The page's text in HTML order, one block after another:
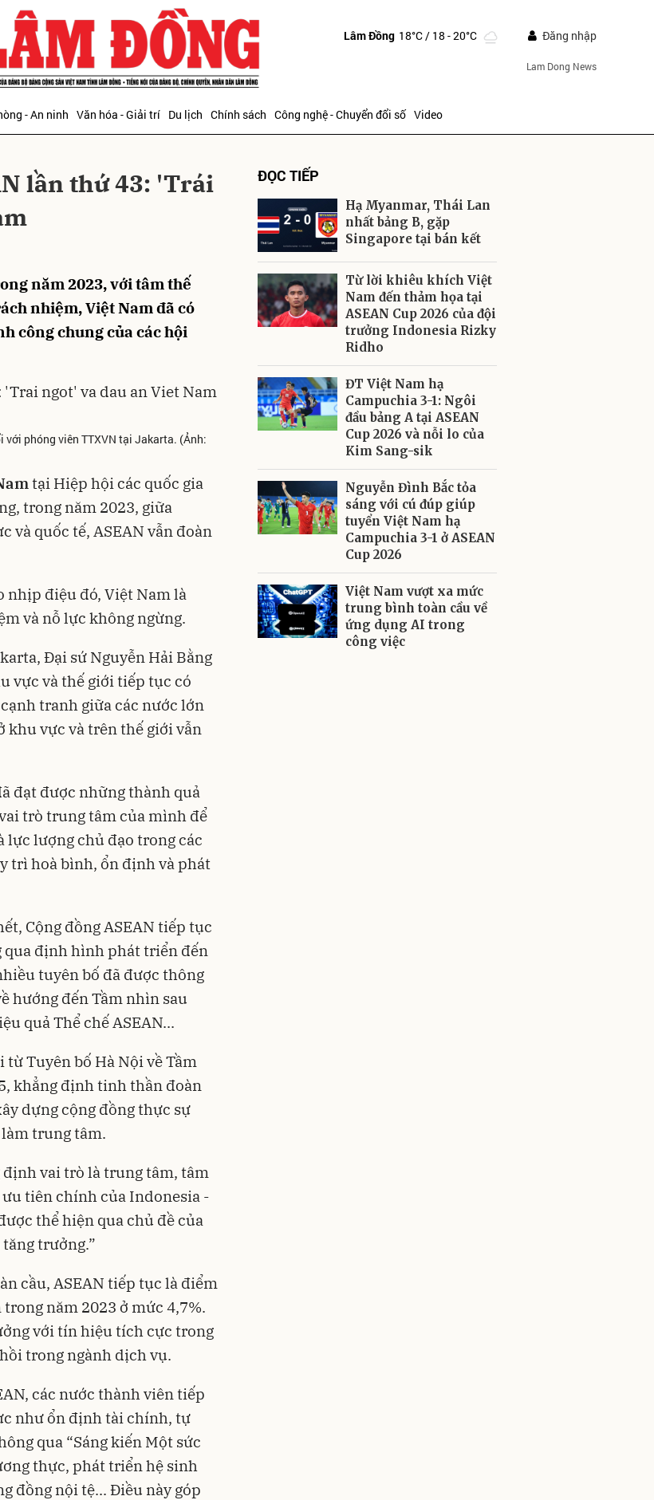
Lâm Đồng 18°C/ 18 - 20°C Đăng nhập
Lam Dong News
- An ninh Văn hóa - Giải trí Du lịch Chính sách Công nghệ - Chuyển đổi số Video
lần thứ 43: 'Trái
năm 2023, với tâm thế
nhiệm, Việt Nam đã có
công chung của các hội
phóng viên TTXVN tại Jakarta. (Ảnh:
tại Hiệp hội các quốc gia
trong năm 2023, giữa
và quốc tế, ASEAN vẫn đoàn
nhịp điệu đó, Việt Nam là
và nỗ lực không ngừng.
Đại sứ Nguyễn Hải Bằng
vực và thế giới tiếp tục có
tranh giữa các nước lớn
khu vực và trên thế giới vẫn
đạt được những thành quả
trò trung tâm của mình để
lực lượng chủ đạo trong các
trì hoà bình, ổn định và phát
Cộng đồng ASEAN tiếp tục
định hình phát triển đến
tuyên bố đã được thông
hướng đến Tầm nhìn sau
quả Thể chế ASEAN...
Tuyên bố Hà Nội về Tầm
khẳng định tinh thần đoàn
dựng cộng đồng thực sự
trung tâm.
định vai trò là trung tâm, tâm
tiên chính của Indonesia -
thể hiện qua chủ đề của
tăng trưởng.”
cầu, ASEAN tiếp tục là điểm
năm 2023 ở mức 4,7%.
với tín hiệu tích cực trong
trong ngành dịch vụ.
các nước thành viên tiếp
như ổn định tài chính, tự
qua “Sáng kiến Một sức
thực, phát triển hệ sinh
đồng nội tệ... Điều này góp
ĐỌC TIẾP
Hạ Myanmar, Thái Lan
nhất bảng B, gặp
Singapore tại bán kết
Từ lời khiêu khích Việt
Nam đến thảm họa tại
ASEAN Cup 2026 của đội
trưởng Indonesia Rizky
Ridho
ĐT Việt Nam hạ
Campuchia 3-1: Ngôi
đầu bảng A tại ASEAN
Cup 2026 và nỗi lo của
Kim Sang-sik
Nguyễn Đình Bắc tỏa
sáng với cú đúp giúp
tuyển Việt Nam hạ
Campuchia 3-1 ở ASEAN
Cup 2026
Việt Nam vượt xa mức
trung bình toàn cầu về
ứng dụng AI trong
công việc
Gửi